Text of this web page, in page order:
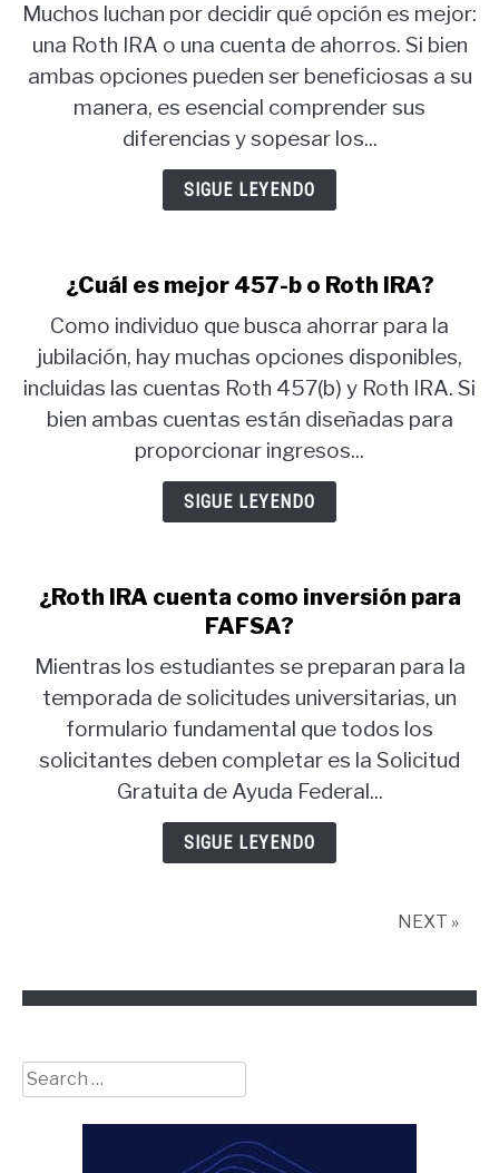
Muchos luchan por decidir qué opción es mejor:
una Roth IRA o una cuenta de ahorros. Si bien
ambas opciones pueden ser beneficiosas a su
manera, es esencial comprender sus
diferencias y sopesar los...
SIGUE LEYENDO
¿Cuál es mejor 457-b o Roth IRA?
Como individuo que busca ahorrar para la
jubilación, hay muchas opciones disponibles,
incluidas las cuentas Roth 457(b) y Roth IRA. Si
bien ambas cuentas están diseñadas para
proporcionar ingresos...
SIGUE LEYENDO
¿Roth IRA cuenta como inversión para
FAFSA?
Mientras los estudiantes se preparan para la
temporada de solicitudes universitarias, un
formulario fundamental que todos los
solicitantes deben completar es la Solicitud
Gratuita de Ayuda Federal...
SIGUE LEYENDO
NEXT »
Search
for: